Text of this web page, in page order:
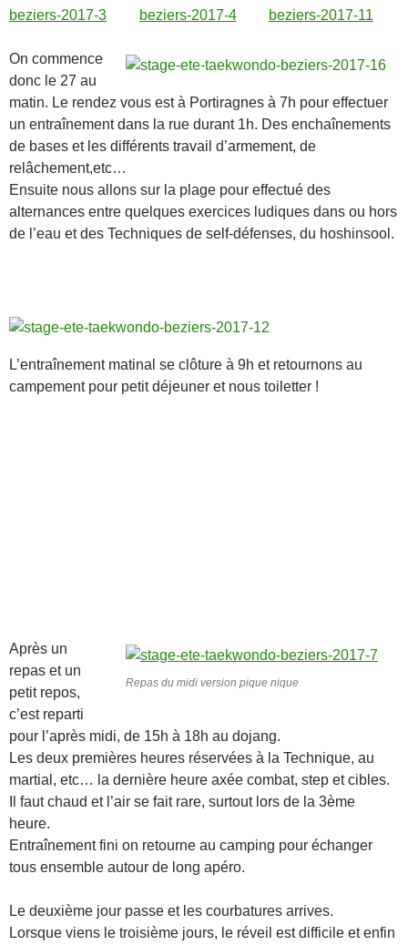
On commence
donc le 27 au
matin. Le rendez vous est à Portiragnes à 7h pour effectuer
un entraînement dans la rue durant 1h. Des enchaînements
de bases et les différents travail d’armement, de
relâchement,etc…
Ensuite nous allons sur la plage pour effectué des
alternances entre quelques exercices ludiques dans ou hors
de l’eau et des Techniques de self-défenses, du hoshinsool.
L’entraînement matinal se clôture à 9h et retournons au
campement pour petit déjeuner et nous toiletter !
Repas du midi version pique nique
Après un
repas et un
petit repos,
c’est reparti
pour l’après midi, de 15h à 18h au dojang.
Les deux premières heures réservées à la Technique, au
martial, etc… la dernière heure axée combat, step et cibles.
Il faut chaud et l’air se fait rare, surtout lors de la 3ème
heure.
Entraînement fini on retourne au camping pour échanger
tous ensemble autour de long apéro.
Le deuxième jour passe et les courbatures arrives.
Lorsque viens le troisième jours, le réveil est difficile et enfin